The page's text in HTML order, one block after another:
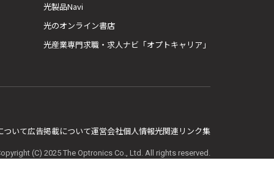
光製品Navi
光のオンライン書店
光産業専門求職・求人ナビ「オプトキャリア」
ついて広告掲載について運営会社個人情報光関連リンク集
(C) 2025 The Optronics Co., Ltd. All rights reserved.